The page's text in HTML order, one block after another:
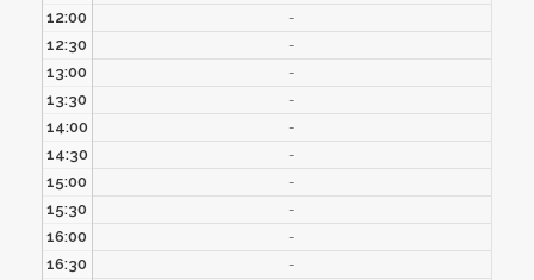
12:00
-
12:30
-
13:00
-
13:30
-
14:00
-
14:30
-
15:00
-
15:30
-
16:00
-
16:30
-